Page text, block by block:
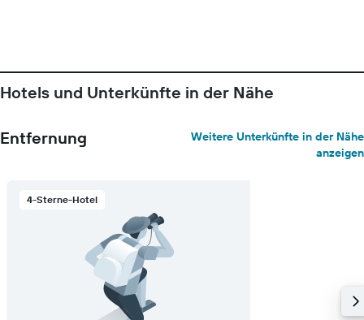
Hotels und Unterkünfte in der Nähe
Entfernung
Weitere Unterkünfte in der Nähe
anzeigen
4-Sterne-Hotel